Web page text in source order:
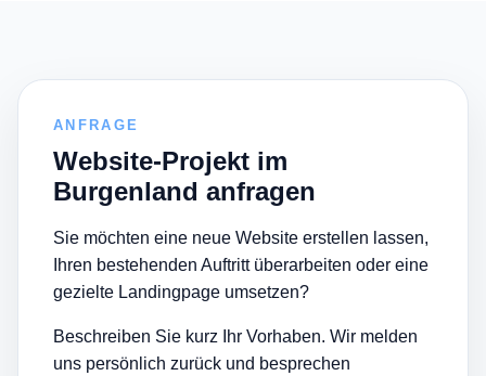
ANFRAGE
Website-Projekt im
Burgenland anfragen
Sie möchten eine neue Website erstellen lassen,
Ihren bestehenden Auftritt überarbeiten oder eine
gezielte Landingpage umsetzen?
Beschreiben Sie kurz Ihr Vorhaben. Wir melden
uns persönlich zurück und besprechen